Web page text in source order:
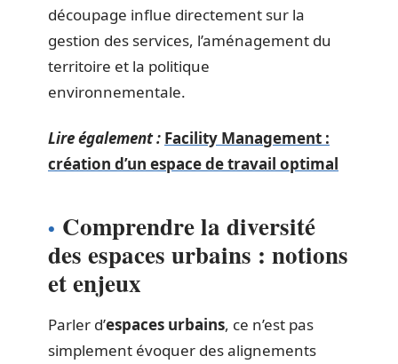
découpage influe directement sur la
gestion des services, l’aménagement du
territoire et la politique
environnementale.
Lire également : Facility Management :
création d’un espace de travail optimal
Comprendre la diversité
des espaces urbains : notions
et enjeux
Parler d’espaces urbains, ce n’est pas
simplement évoquer des alignements